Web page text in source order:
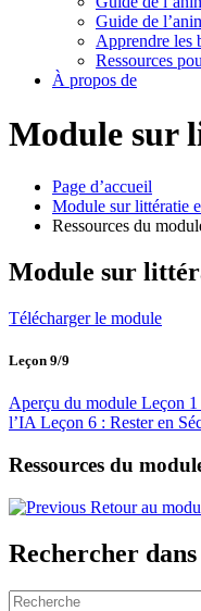
Guide de
Apprendre les
Ressources
À propos de
Module sur
Page d’accueil
Module sur littératie
Ressources du
Module sur
Télécharger le module
Leçon 9/9
Aperçu du module Leçon 1
l’IA Leçon 6 : Rester en
Ressources du
Retour au
Rechercher